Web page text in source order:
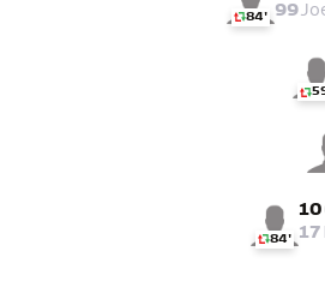
99
84'
10
17
84'